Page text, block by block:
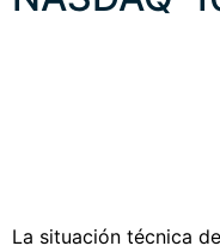
La situación técnica